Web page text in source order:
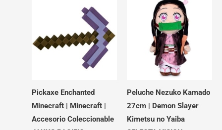
Pickaxe Enchanted
Minecraft | Minecraft |
Accesorio Coleccionable
Peluche Nezuko Kamado
27cm | Demon Slayer
Kimetsu no Yaiba